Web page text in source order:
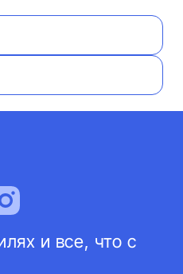
и все, что с